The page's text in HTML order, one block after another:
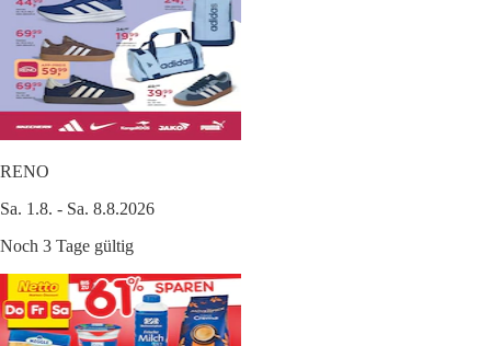
RENO
Sa. 1.8. - Sa. 8.8.2026
Noch 3 Tage gültig